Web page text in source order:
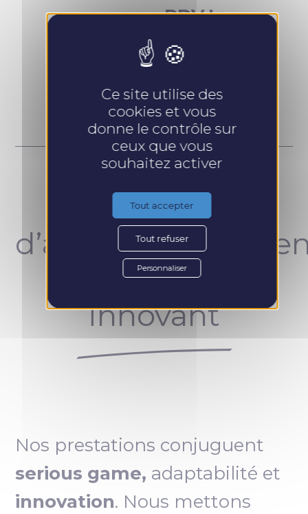
prenez RDV !
Un concept
unique et
innovant
Nos prestations conjuguent
serious game, adaptabilité et
innovation. Nous mettons
Ce site utilise des
cookies et vous
donne le contrôle sur
ceux que vous
souhaitez activer
Tout accepter
Tout refuser
Personnaliser